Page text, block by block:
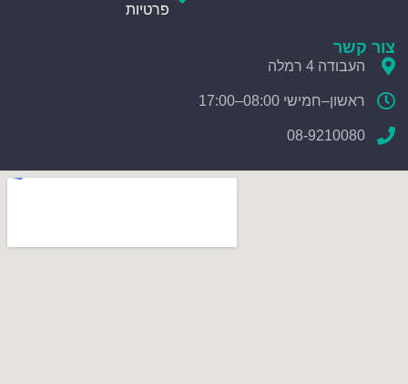
פרטיות
צור קשר
העבודה 4 רמלה
ראשון–חמישי 08:00–17:00
08-9210080